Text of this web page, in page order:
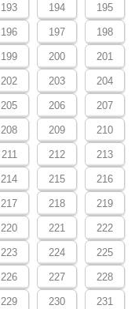
193 194 195
196 197 198
199 200 201
202 203 204
205 206 207
208 209 210
211 212 213
214 215 216
217 218 219
220 221 222
223 224 225
226 227 228
229 230 231